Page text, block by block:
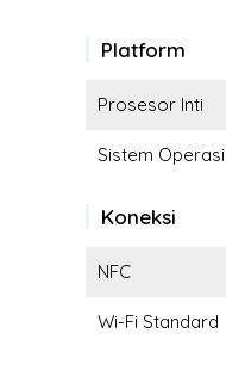
Platform
Prosesor Inti
Sistem Operasi
Koneksi
NFC
Wi-Fi Standard